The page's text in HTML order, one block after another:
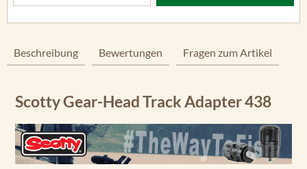
Beschreibung Bewertungen Fragen zum Artikel
Scotty Gear-Head Track Adapter 438